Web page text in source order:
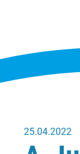
25.04.2022